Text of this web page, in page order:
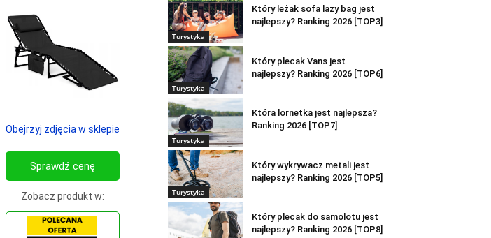
Obejrzyj zdjęcia w sklepie
Sprawdź cenę
Zobacz produkt w:
Turystyka
Który leżak sofa lazy bag jest
najlepszy? Ranking 2026 [TOP3]
Turystyka
Który plecak Vans jest
najlepszy? Ranking 2026 [TOP6]
Turystyka
Która lornetka jest najlepsza?
Ranking 2026 [TOP7]
Turystyka
Który wykrywacz metali jest
najlepszy? Ranking 2026 [TOP5]
Który plecak do samolotu jest
najlepszy? Ranking 2026 [TOP8]